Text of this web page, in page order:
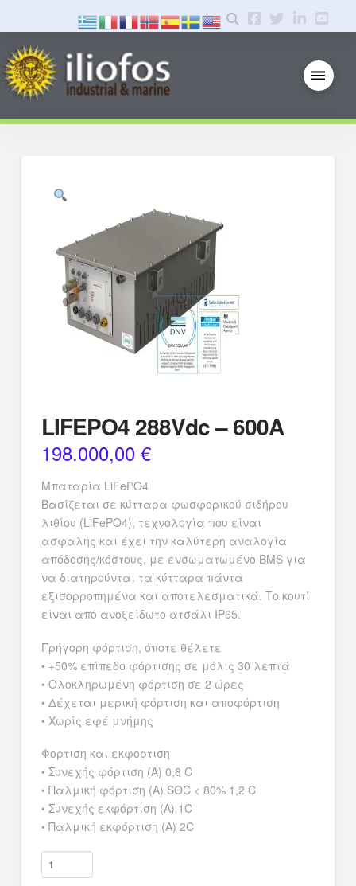
LIFEPO4 288Vdc – 600A
198.000,00 €
Μπαταρία LiFePO4
Βασίζεται σε κύτταρα φωσφορικού σιδήρου
λιθίου (LiFePO4), τεχνολογία που είναι
ασφαλής και έχει την καλύτερη αναλογία
απόδοσης/κόστους, με ενσωματωμένο BMS για
να διατηρούνται τα κύτταρα πάντα
εξισορροπημένα και αποτελεσματικά. Το κουτί
είναι από ανοξείδωτο ατσάλι IP65.
Γρήγορη φόρτιση, όποτε θέλετε
• +50% επίπεδο φόρτισης σε μόλις 30 λεπτά
• Ολοκληρωμένη φόρτιση σε 2 ώρες
• Δέχεται μερική φόρτιση και αποφόρτιση
• Χωρίς εφέ μνήμης
Φορτιση και εκφορτιση
• Συνεχής φόρτιση (A) 0,8 C
• Παλμική φόρτιση (A) SOC < 80% 1,2 C
• Συνεχής εκφόρτιση (A) 1C
• Παλμική εκφόρτιση (Α) 2C
LIFEPO4
288Vdc